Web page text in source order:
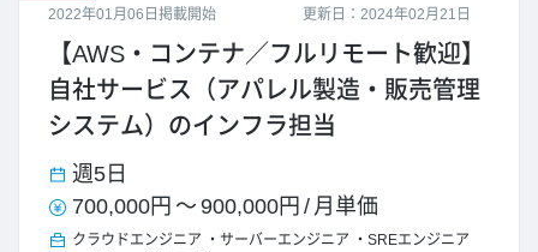
更新日：2024年02月21日
2022年01月06日掲載開始
【AWS・コンテナ／フルリモート歓迎】
自社サービス（アパレル製造・販売管理
システム）のインフラ担当
週5日
700,000円 ～ 900,000円 / 月単価
クラウドエンジニア サーバーエンジニア
SREエンジニア